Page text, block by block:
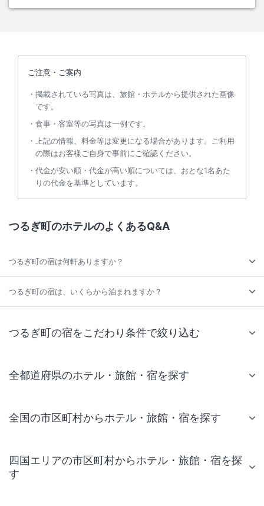
ご注意・ご案内
掲載されている写真は、旅館・ホテルから提供された画像
です。
食事・客室等の写真は一例です。
上記の情報、料金等は変更になる場合があります。ご利用
の際はお客様ご自身で事前にご確認ください。
代金が安い順・代金が高い順については、おとな1名あた
りの代金を基準としています。
つるぎ町のホテルのよくあるQ&A
つるぎ町の宿は何軒ありますか？
つるぎ町の宿は、いくらから泊まれますか？
つるぎ町の宿をこだわり条件で絞り込む
全都道府県のホテル・旅館・宿を探す
全国の市区町村からホテル・旅館・宿を探す
四国エリアの市区町村からホテル・旅館・宿を探
す